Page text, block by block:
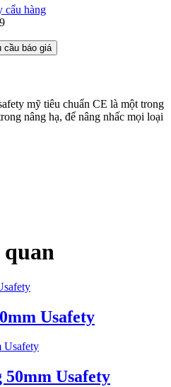
cẩu hàng
cầu báo giá
mỹ tiêu chuẩn CE là một trong
nâng hạ, để nâng nhấc mọi loại
Usafety
50mm Usafety